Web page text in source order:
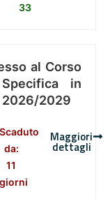
33
al Corso
in
2026/2029
Scaduto
da:
11
giorni
Maggiori
dettagli